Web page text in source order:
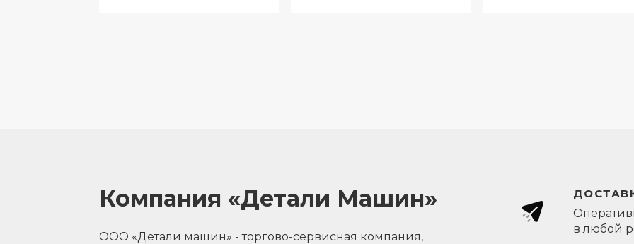
Компания «Детали Машин»
ООО «Детали машин» - торгово-сервисная компания,
в любой